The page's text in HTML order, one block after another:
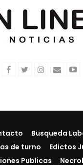
Busqueda
de turno
Edictos
Publicas